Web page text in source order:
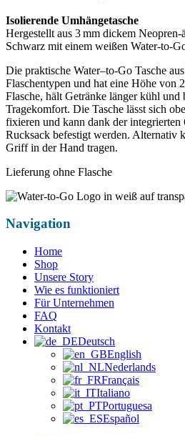
Isolierende Umhängetasche
Hergestellt aus 3 mm dickem
Schwarz mit einem weißen Water-to-
Die praktische Water–to-Go Tasche
Flaschentypen und hat eine Höhe von
Flasche, hält Getränke länger kühl und
Tragekomfort. Die Tasche lässt sich
fixieren und kann dank der integrierten
Rucksack befestigt werden. Alternativ
Griff in der Hand tragen.
Lieferung ohne Flasche
Navigation
Home
Shop
Unsere Story
Wie es funktioniert
Für Unternehmen
FAQ
Kontakt
Deutsch
English
Nederlands
Français
Italiano
Portuguesa
Español